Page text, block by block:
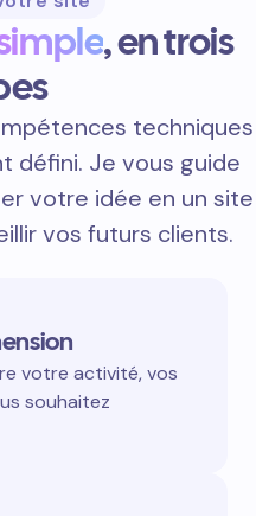
, en trois
techniques
défini. Je vous guide
votre idée en un site
vos futurs clients.
votre activité, vos
souhaitez